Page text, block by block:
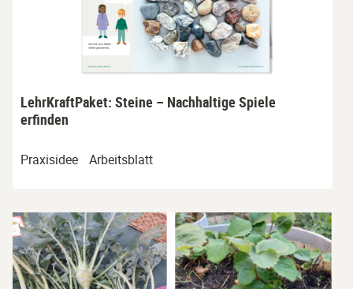
LehrKraftPaket: Steine – Nachhaltige Spiele
erfinden
Praxisidee Arbeitsblatt